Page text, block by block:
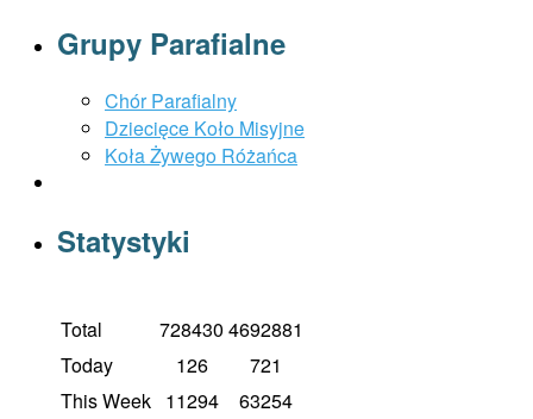
Grupy Parafialne
Chór Parafialny
Dziecięce Koło Misyjne
Koła Żywego Różańca
Statystyki
Total 728430 4692881
Today
126
721
This Week 11294
63254